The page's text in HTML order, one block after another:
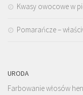
Kwasy owocowe w
Pomarańcze –
URODA
Farbowanie włosów